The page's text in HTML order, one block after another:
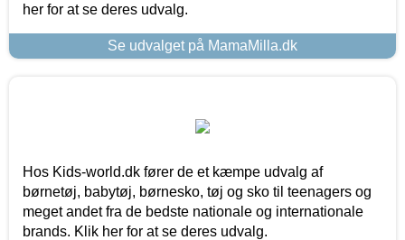
her for at se deres udvalg.
Se udvalget på MamaMilla.dk
Hos Kids-world.dk fører de et kæmpe udvalg af
børnetøj, babytøj, børnesko, tøj og sko til teenagers og
meget andet fra de bedste nationale og internationale
brands. Klik her for at se deres udvalg.